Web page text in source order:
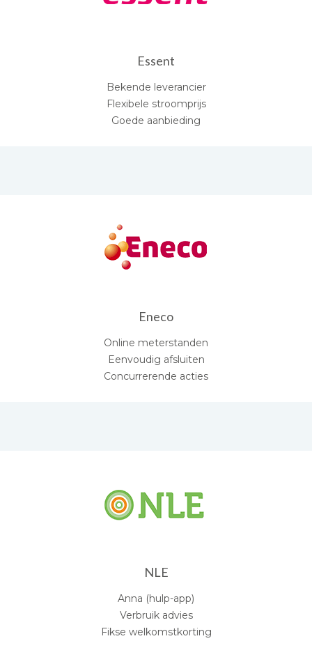
Essent
Bekende leverancier
Flexibele stroomprijs
Goede aanbieding
Eneco
Online meterstanden
Eenvoudig afsluiten
Concurrerende acties
NLE
Anna (hulp-app)
Verbruik advies
Fikse welkomstkorting